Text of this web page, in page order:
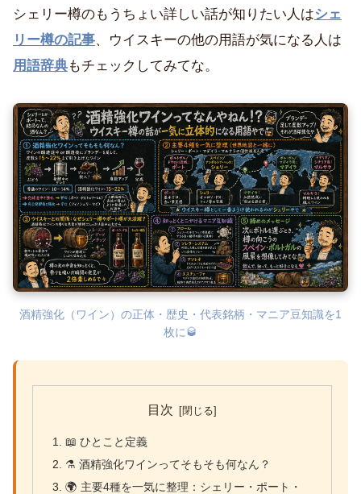
シェリー樽のもうちょい詳しい話が知りたい人はシェ
リー樽の記事、ウイスキーの他の用語が気になる人は
用語辞典もチェックしてみてな。
酒精強化（ワイン）の正体・歴史・代表銘柄・マニア豆知識を1
枚に🥃
目次
📖 ひとこと定義
⚗️ 酒精強化ワインってそもそも何なん？
🌍 主要4種を一気に整理：シェリー・ポート・